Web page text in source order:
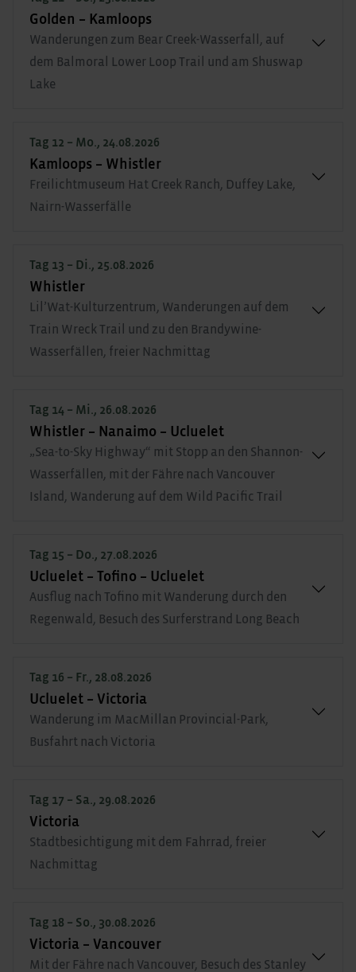
Golden – Kamloops
Wanderungen zum Bear Creek-Wasserfall, auf
dem Balmoral Lower Loop Trail und am Shuswap
Lake
Tag 12 – Mo., 24.08.2026
Kamloops – Whistler
Freilichtmuseum Hat Creek Ranch, Duffey Lake,
Nairn-Wasserfälle
Tag 13 – Di., 25.08.2026
Whistler
Lil’Wat-Kulturzentrum, Wanderungen auf dem
Train Wreck Trail und zu den Brandywine-
Wasserfällen, freier Nachmittag
Tag 14 – Mi., 26.08.2026
Whistler – Nanaimo – Ucluelet
„Sea-to-Sky Highway“ mit Stopp an den Shannon-
Wasserfällen, mit der Fähre nach Vancouver
Island, Wanderung auf dem Wild Pacific Trail
Tag 15 – Do., 27.08.2026
Ucluelet – Tofino – Ucluelet
Ausflug nach Tofino mit Wanderung durch den
Regenwald, Besuch des Surferstrand Long Beach
Tag 16 – Fr., 28.08.2026
Ucluelet – Victoria
Wanderung im MacMillan Provincial-Park,
Busfahrt nach Victoria
Tag 17 – Sa., 29.08.2026
Victoria
Stadtbesichtigung mit dem Fahrrad, freier
Nachmittag
Tag 18 – So., 30.08.2026
Victoria – Vancouver
Mit der Fähre nach Vancouver, Besuch des Stanley